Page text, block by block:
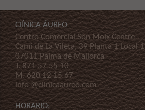
ClÍNICA ÁUREO
Centro Comercial Son Moix Centre
Cami de La Vileta, 39 Planta 1 Local 1
07011 Palma de Mallorca
T.871 57 55 10
M.620 12 15 67
info @clinicaaureo.com
HORARIO: